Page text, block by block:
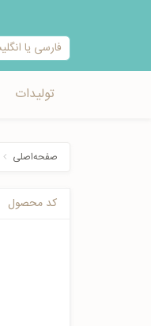
تولیدات
صفحه‌اصلی
کد محصول